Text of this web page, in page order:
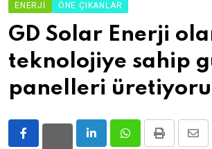
Ürün ve Hizmet
Enerji
Haber
Gündem
ENERJI ÖNE ÇIKANLAR
GD Solar Enerji
teknolojiye sahip
panelleri
LinkedInWhatsappPrint